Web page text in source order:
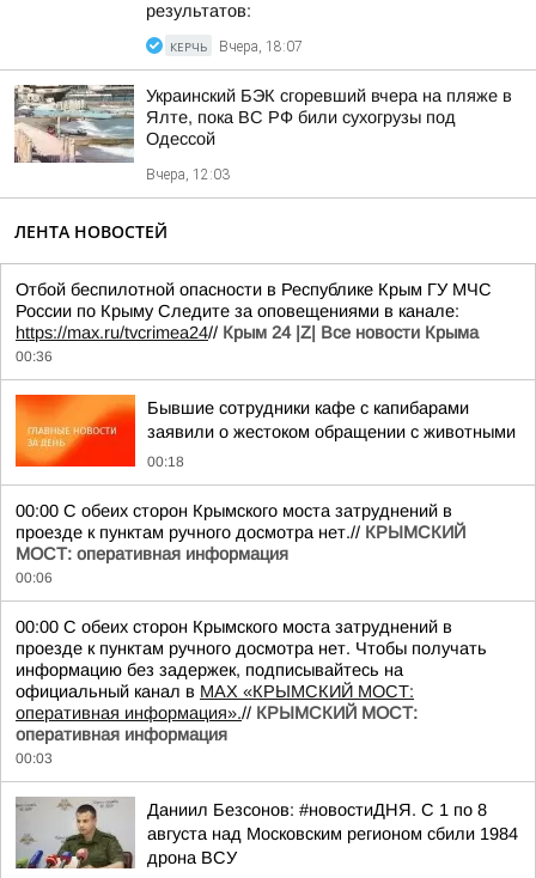
результатов:
КЕРЧЬ Вчера, 18:07
Украинский БЭК сгоревший вчера на пляже в
Ялте, пока ВС РФ били сухогрузы под
Одессой
Вчера, 12:03
ЛЕНТА НОВОСТЕЙ
Отбой беспилотной опасности в Республике Крым ГУ МЧС
России по Крыму Следите за оповещениями в канале:
https://max.ru/tvcrimea24// Крым 24 |Z| Все новости Крыма
00:36
Бывшие сотрудники кафе с капибарами
заявили о жестоком обращении с животными
00:18
00:00 С обеих сторон Крымского моста затруднений в
проезде к пунктам ручного досмотра нет.// КРЫМСКИЙ
МОСТ: оперативная информация
00:06
00:00 С обеих сторон Крымского моста затруднений в
проезде к пунктам ручного досмотра нет. Чтобы получать
информацию без задержек, подписывайтесь на
официальный канал в MAX «КРЫМСКИЙ МОСТ:
оперативная информация».// КРЫМСКИЙ МОСТ:
оперативная информация
00:03
Даниил Безсонов: #новостиДНЯ. С 1 по 8
августа над Московским регионом сбили 1984
дрона ВСУ